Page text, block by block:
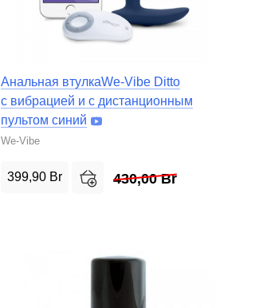
Анальная втулкаWe-Vibe Ditto
с вибрацией и с дистанционным
пультом синий
We-Vibe
399,90 Br 430,00Br